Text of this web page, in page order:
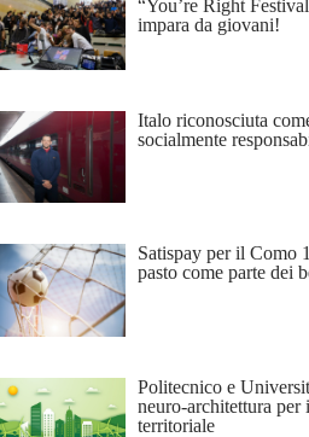
“You’re Right
impara da giovani!
Italo riconosciuta
socialmente
Satispay per il Como
pasto come parte dei
Politecnico e
neuro-architettura per
territoriale